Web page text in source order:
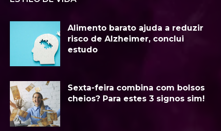
Alimento barato ajuda a reduzir
risco de Alzheimer, conclui
estudo
Sexta-feira combina com bolsos
cheios? Para estes 3 signos sim!